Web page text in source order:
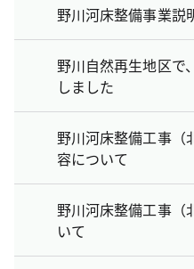
野川河床整備事業説
野川自然再生地区で
しました
野川河床整備工事（
容について
野川河床整備工事（
いて